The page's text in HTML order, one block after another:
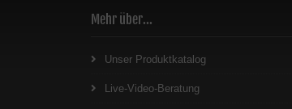
Mehr über...
Unser Produktkatalog
Live-Video-Beratung